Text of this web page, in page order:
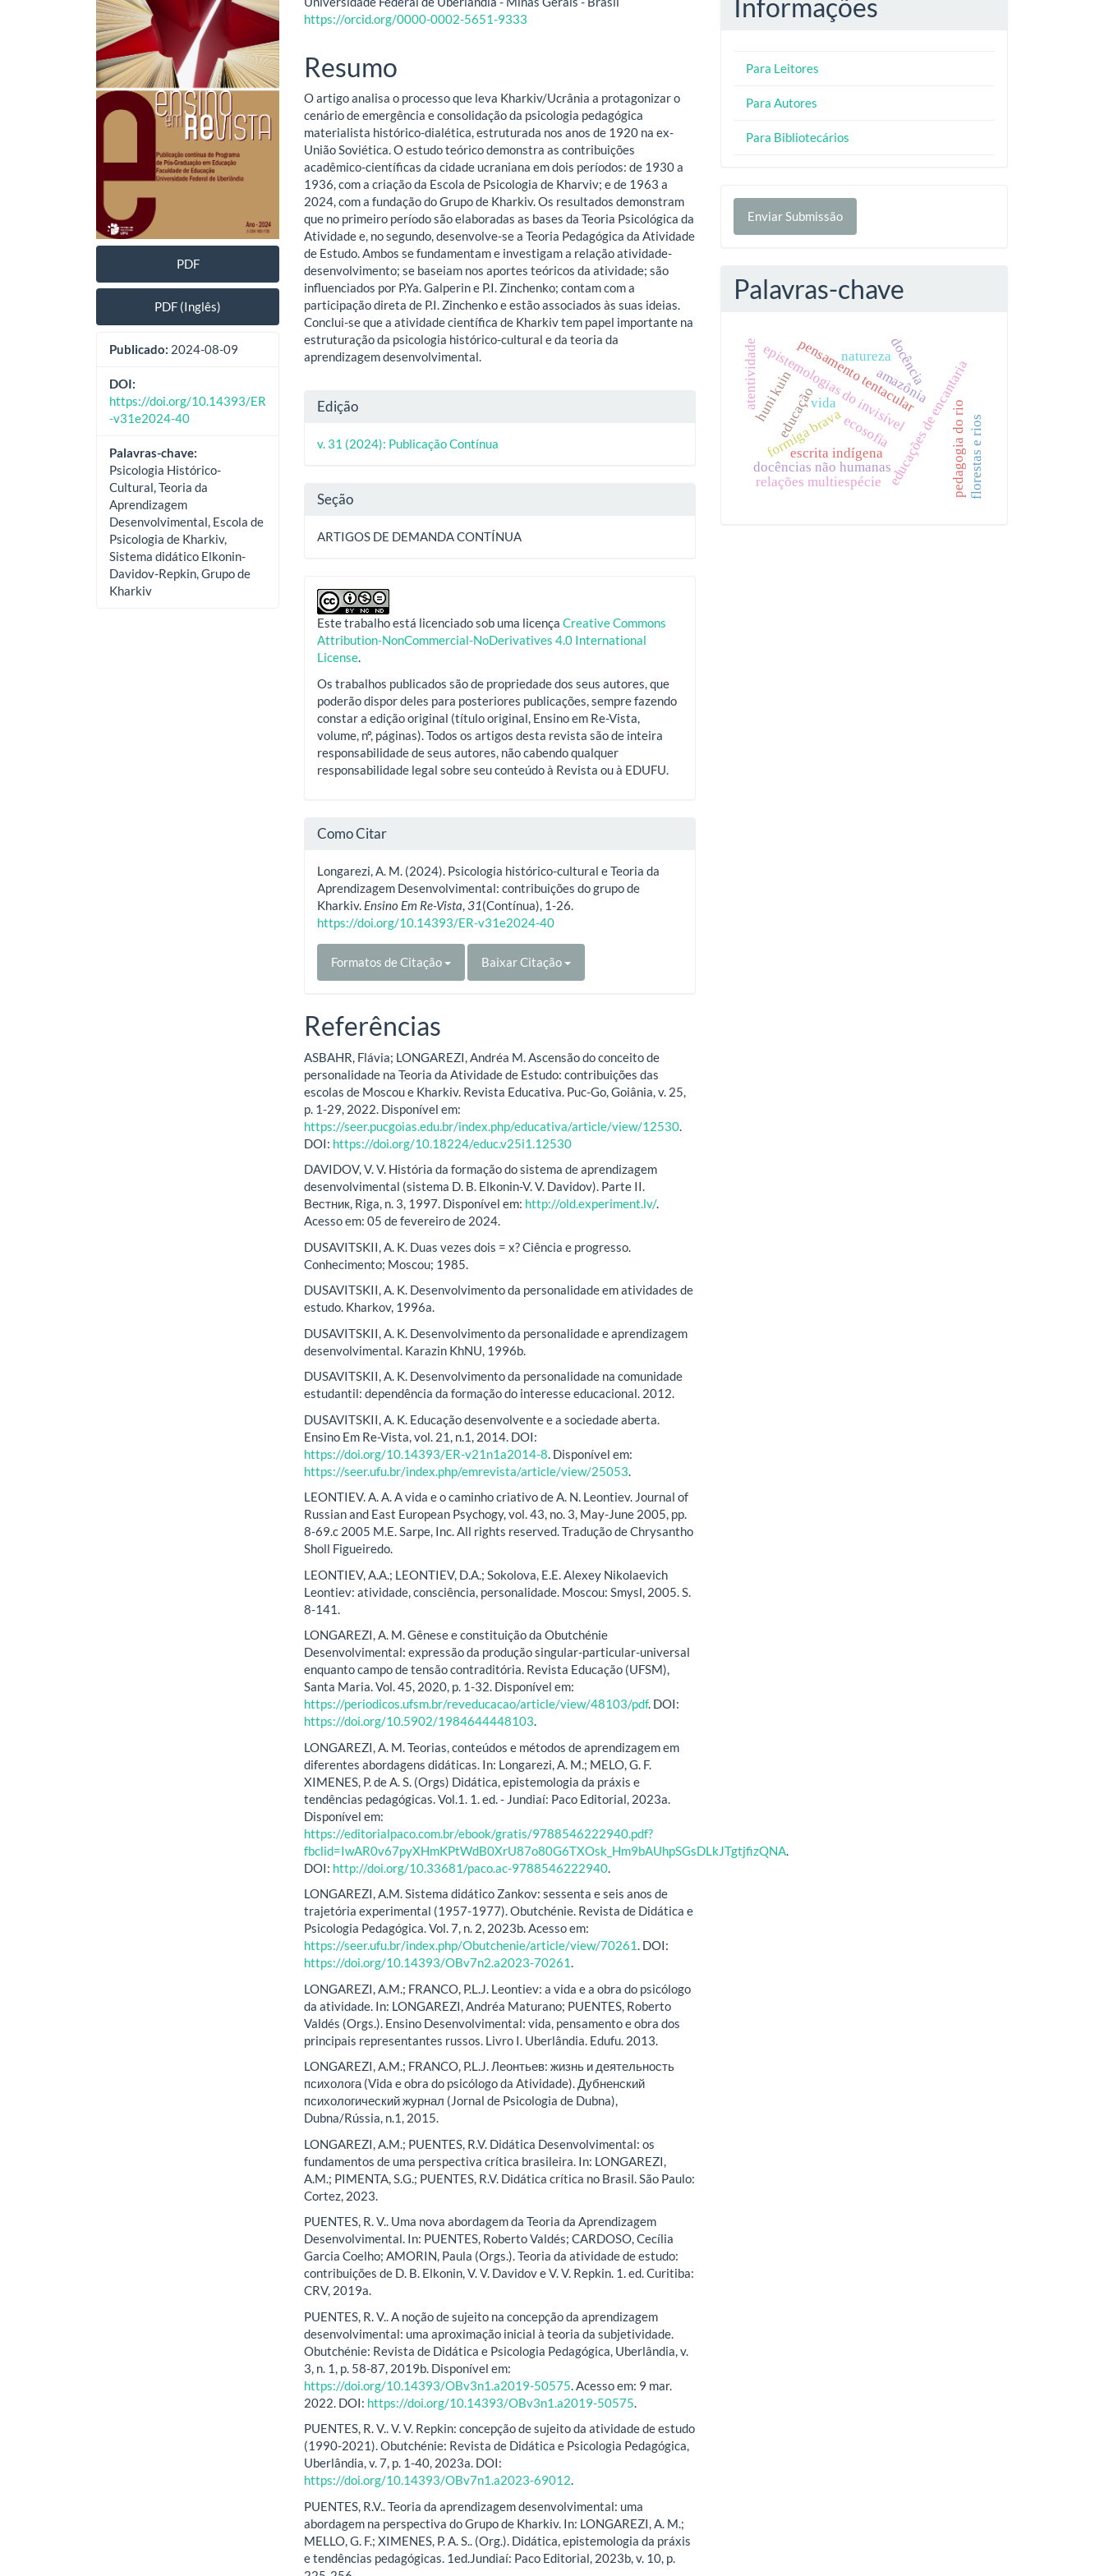
lateral
de
artigos
PDF
PDF (Inglês)
Publicado: 2024-08-09
DOI:
https://doi.org/10.14393/ER
-v31e2024-40
Palavras-chave:
Psicologia Histórico-
Cultural, Teoria da
Aprendizagem
Desenvolvimental, Escola de
Psicologia de Kharkiv,
Sistema didático Elkonin-
Davidov-Repkin, Grupo de
Kharkiv
do
principal
https://orcid.org/0000-0002-5651-9333
Resumo
O artigo analisa o processo que leva Kharkiv/Ucrânia a protagonizar o
cenário de emergência e consolidação da psicologia pedagógica
materialista histórico-dialética, estruturada nos anos de 1920 na ex-
União Soviética. O estudo teórico demonstra as contribuições
acadêmico-científicas da cidade ucraniana em dois períodos: de 1930 a
1936, com a criação da Escola de Psicologia de Kharviv; e de 1963 a
2024, com a fundação do Grupo de Kharkiv. Os resultados demonstram
que no primeiro período são elaboradas as bases da Teoria Psicológica da
Atividade e, no segundo, desenvolve-se a Teoria Pedagógica da Atividade
de Estudo. Ambos se fundamentam e investigam a relação atividade-
desenvolvimento; se baseiam nos aportes teóricos da atividade; são
influenciados por P.Ya. Galperin e P.I. Zinchenko; contam com a
participação direta de P.I. Zinchenko e estão associados às suas ideias.
Conclui-se que a atividade científica de Kharkiv tem papel importante na
estruturação da psicologia histórico-cultural e da teoria da
aprendizagem desenvolvimental.
Detalhes
do
artigo
Edição
v. 31 (2024): Publicação Contínua
Seção
ARTIGOS DE DEMANDA CONTÍNUA
Este trabalho está licenciado sob uma licençaCreative Commons
Attribution-NonCommercial-NoDerivatives 4.0 International
License.
Os trabalhos publicados são de propriedade dos seus autores, que
poderão dispor deles para posteriores publicações, sempre fazendo
constar a edição original (título original, Ensino em Re-Vista,
volume, nº, páginas). Todos os artigos desta revista são de inteira
responsabilidade de seus autores, não cabendo qualquer
responsabilidade legal sobre seu conteúdo à Revista ou à EDUFU.
Como Citar
Longarezi, A. M. (2024). Psicologia histórico-cultural e Teoria da
Aprendizagem Desenvolvimental: contribuições do grupo de
Kharkiv. Ensino Em Re-Vista,31(Contínua), 1-26.
https://doi.org/10.14393/ER-v31e2024-40
Formatos de Citação Baixar Citação
Referências
ASBAHR, Flávia; LONGAREZI, Andréa M. Ascensão do conceito de
personalidade na Teoria da Atividade de Estudo: contribuições das
escolas de Moscou e Kharkiv. Revista Educativa. Puc-Go, Goiânia, v. 25,
p. 1-29, 2022. Disponível em:
https://seer.pucgoias.edu.br/index.php/educativa/article/view/12530
DOI: https://doi.org/10.18224/educ.v25i1.12530
DAVIDOV, V. V. História da formação do sistema de aprendizagem
desenvolvimental (sistema D. B. Elkonin-V. V. Davidov). Parte II.
Вестник, Riga, n. 3, 1997. Disponível em: http://old.experiment.lv/.
Acesso em: 05 de fevereiro de 2024.
DUSAVITSKII, A. K. Duas vezes dois = x? Ciência e progresso.
Conhecimento; Moscou; 1985.
DUSAVITSKII, A. K. Desenvolvimento da personalidade em atividades de
estudo. Kharkov, 1996a.
DUSAVITSKII, A. K. Desenvolvimento da personalidade e aprendizagem
desenvolvimental. Karazin KhNU, 1996b.
DUSAVITSKII, A. K. Desenvolvimento da personalidade na comunidade
estudantil: dependência da formação do interesse educacional. 2012.
DUSAVITSKII, A. K. Educação desenvolvente e a sociedade aberta.
Ensino Em Re-Vista, vol. 21, n.1, 2014. DOI:
https://doi.org/10.14393/ER-v21n1a2014-8 . Disponível em:
https://seer.ufu.br/index.php/emrevista/article/view/25053
LEONTIEV. A. A. A vida e o caminho criativo de A. N. Leontiev. Journal of
Russian and East European Psychogy, vol. 43, no. 3, May-June 2005, pp.
8-69.c 2005 M.E. Sarpe, Inc. All rights reserved. Tradução de Chrysantho
Sholl Figueiredo.
LEONTIEV, A.A.; LEONTIEV, D.A.; Sokolova, E.E. Alexey Nikolaevich
Leontiev: atividade, consciência, personalidade. Moscou: Smysl, 2005. S.
8-141.
LONGAREZI, A. M. Gênese e constituição da Obutchénie
Desenvolvimental: expressão da produção singular-particular-universal
enquanto campo de tensão contraditória. Revista Educação (UFSM),
Santa Maria. Vol. 45, 2020, p. 1-32. Disponível em:
https://periodicos.ufsm.br/reveducacao/article/view/48103/pdf. DOI:
https://doi.org/10.5902/1984644448103.
LONGAREZI, A. M. Teorias, conteúdos e métodos de aprendizagem em
diferentes abordagens didáticas. In: Longarezi, A. M.; MELO, G. F.
XIMENES, P. de A. S. (Orgs) Didática, epistemologia da práxis e
tendências pedagógicas. Vol.1. 1. ed. - Jundiaí: Paco Editorial, 2023a.
Disponível em:
https://editorialpaco.com.br/ebook/gratis/9788546222940.pdf?
fbclid=IwAR0v67pyXHmKPtWdB0XrU87o80G6TXOsk_Hm9bAUhpSGsDLkJTgtjfizQNA
DOI: http://doi.org/10.33681/paco.ac-9788546222940
LONGAREZI, A.M. Sistema didático Zankov: sessenta e seis anos de
trajetória experimental (1957-1977). Obutchénie. Revista de Didática e
Psicologia Pedagógica. Vol. 7, n. 2, 2023b. Acesso em:
https://seer.ufu.br/index.php/Obutchenie/article/view/70261. DOI:
https://doi.org/10.14393/OBv7n2.a2023-70261.
LONGAREZI, A.M.; FRANCO, P.L.J. Leontiev: a vida e a obra do psicólogo
da atividade. In: LONGAREZI, Andréa Maturano; PUENTES, Roberto
Valdés (Orgs.). Ensino Desenvolvimental: vida, pensamento e obra dos
principais representantes russos. Livro I. Uberlândia. Edufu. 2013.
LONGAREZI, A.M.; FRANCO, P.L.J. Леонтьев: жизнь и деятельность
психолога (Vida e obra do psicólogo da Atividade). Дубненский
психологический журнал (Jornal de Psicologia de Dubna),
Dubna/Rússia, n.1, 2015.
LONGAREZI, A.M.; PUENTES, R.V. Didática Desenvolvimental: os
fundamentos de uma perspectiva crítica brasileira. In: LONGAREZI,
A.M.; PIMENTA, S.G.; PUENTES, R.V. Didática crítica no Brasil. São Paulo:
Cortez, 2023.
PUENTES, R. V.. Uma nova abordagem da Teoria da Aprendizagem
Desenvolvimental. In: PUENTES, Roberto Valdés; CARDOSO, Cecília
Garcia Coelho; AMORIN, Paula (Orgs.). Teoria da atividade de estudo:
contribuições de D. B. Elkonin, V. V. Davidov e V. V. Repkin. 1. ed. Curitiba:
CRV, 2019a.
PUENTES, R. V.. A noção de sujeito na concepção da aprendizagem
desenvolvimental: uma aproximação inicial à teoria da subjetividade.
Obutchénie: Revista de Didática e Psicologia Pedagógica, Uberlândia, v.
3, n. 1, p. 58-87, 2019b. Disponível em:
https://doi.org/10.14393/OBv3n1.a2019-50575 . Acesso em: 9 mar.
2022. DOI: https://doi.org/10.14393/OBv3n1.a2019-50575
PUENTES, R. V.. V. V. Repkin: concepção de sujeito da atividade de estudo
(1990-2021). Obutchénie: Revista de Didática e Psicologia Pedagógica,
Uberlândia, v. 7, p. 1-40, 2023a. DOI:
https://doi.org/10.14393/OBv7n1.a2023-69012.
PUENTES, R.V.. Teoria da aprendizagem desenvolvimental: uma
abordagem na perspectiva do Grupo de Kharkiv. In: LONGAREZI, A. M.;
MELLO, G. F.; XIMENES, P. A. S.. (Org.). Didática, epistemologia da práxis
e tendências pedagógicas. 1ed.Jundiaí: Paco Editorial, 2023b, v. 10, p.
Informações
Para Leitores
Para Autores
Para Bibliotecários
Enviar
Submissão
Enviar Submissão
Palavras-chave
formiga brava
amazônia
educações de encantaria
docências não humanas
epistemologias do invisível
educaçãopensamento tentacular
docência
vida pedagogia do rio
ecosofia
escrita indígena
huni kuin
atentividade
relações multiespécie
natureza
florestas e rios